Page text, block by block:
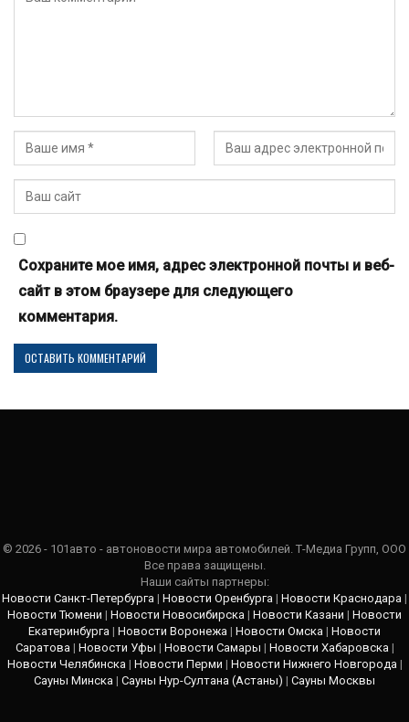
Сохраните мое имя, адрес электронной почты и веб-
сайт в этом браузере для следующего
комментария.
© 2026 - 101авто - автоновости мира автомобилей. Т-Медиа Групп, ООО
Все права защищены.
Наши сайты партнеры:
Новости Санкт-Петербурга | Новости Оренбурга | Новости Краснодара |
Новости Тюмени | Новости Новосибирска | Новости Казани | Новости
Екатеринбурга | Новости Воронежа | Новости Омска | Новости
Саратова | Новости Уфы | Новости Самары | Новости Хабаровска |
Новости Челябинска | Новости Перми | Новости Нижнего Новгорода |
Сауны Минска | Сауны Нур-Султана (Астаны) | Сауны Москвы